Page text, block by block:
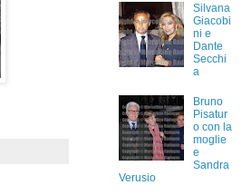
Silvana
Giacobi
ni e
Dante
Secchi
a
Bruno
Pisatur
o con la
moglie
e
Sandra
Verusio